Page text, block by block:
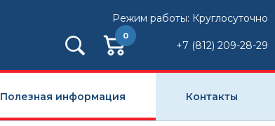
Режим работы: Круглосуточно
0
+7 (812) 209-28-29
Полезная информация Контакты